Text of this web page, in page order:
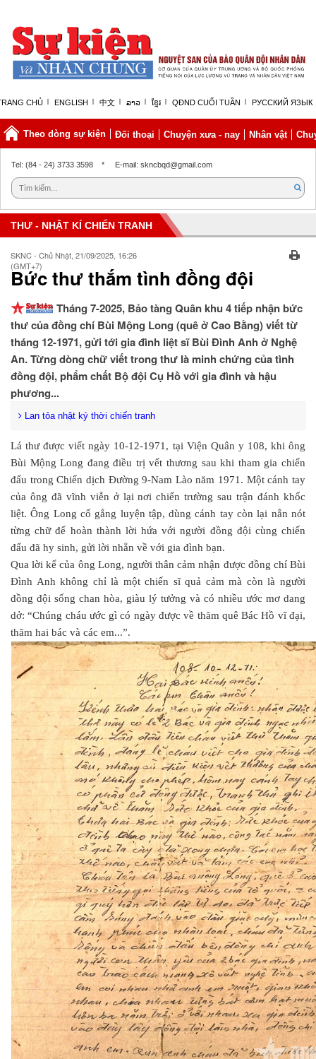
CHỦ ENGLISH 中文 ລາວ ខ្មែរ QĐND CUỐI TUẦN РУССКИЙ ЯЗЫК
Theo dòng sự kiện Đối thoại Chuyện xưa - nay Nhân vật
Chủ nhật, 09/08/2026 | 05:12 GMT+7
Tel: (84 - 24) 3733 3598 * E-mail: skncbqd@gmail.com
THƯ - NHẬT KÍ CHIẾN TRANH
SKNC - Chủ Nhật, 21/09/2025, 16:26
(GMT+7)
Bức thư thắm tình đồng đội
Tháng 7-2025, Bảo tàng Quân khu 4 tiếp nhận bức
thư của đồng chí Bùi Mộng Long (quê ở Cao Bằng) viết từ
tháng 12-1971, gửi tới gia đình liệt sĩ Bùi Đình Anh ở Nghệ
An. Từng dòng chữ viết trong thư là minh chứng của tình
đồng đội, phẩm chất Bộ đội Cụ Hồ với gia đình và hậu
phương...
Lan tỏa nhật ký thời chiến tranh
Lá thư được viết ngày 10-12-1971, tại Viện Quân y 108, khi ông
Bùi Mộng Long đang điều trị vết thương sau khi tham gia chiến
đấu trong Chiến dịch Đường 9-Nam Lào năm 1971. Một cánh tay
của ông đã vĩnh viễn ở lại nơi chiến trường sau trận đánh khốc
liệt. Ông Long cố gắng luyện tập, dùng cánh tay còn lại nắn nót
từng chữ để hoàn thành lời hứa với người đồng đội cùng chiến
đấu đã hy sinh, gửi lời nhắn về với gia đình bạn.
Qua lời kể của ông Long, người thân cảm nhận được đồng chí Bùi
Đình Anh không chỉ là một chiến sĩ quả cảm mà còn là người
đồng đội sống chan hòa, giàu lý tưởng và có nhiều ước mơ dang
dở: “Chúng cháu ước gì có ngày được về thăm quê Bác Hồ vĩ đại,
thăm hai bác và các em...”.